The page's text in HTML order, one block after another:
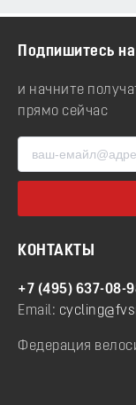
Подпишитесь
и начните
прямо сейчас
КОНТАКТЫ
+7 (495) 637-08-
Email:
Федерация